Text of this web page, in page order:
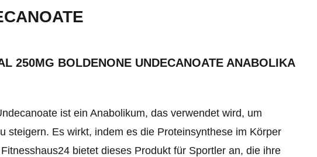
250MG BOLDENONE UNDECANOATE ANABOLIKA
ist ein Anabolikum, das verwendet wird, um
steigern. Es wirkt, indem es die Proteinsynthese im Körper
bietet dieses Produkt für Sportler an, die ihre